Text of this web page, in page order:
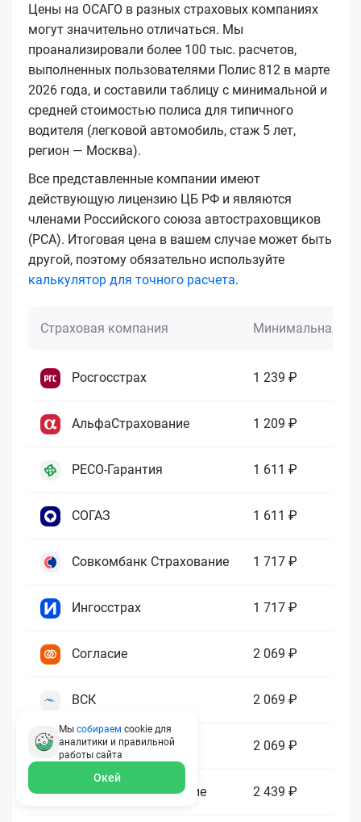
Цены на ОСАГО в разных страховых компаниях
могут значительно отличаться. Мы
проанализировали более 100 тыс. расчетов,
выполненных пользователями Полис 812 в марте
2026 года, и составили таблицу с минимальной и
средней стоимостью полиса для типичного
водителя (легковой автомобиль, стаж 5 лет,
регион — Москва).
Все представленные компании имеют
действующую лицензию ЦБ РФ и являются
членами Российского союза автостраховщиков
(РСА). Итоговая цена в вашем случае может быть
другой, поэтому обязательно используйте
калькулятор для точного расчета.
Страховая компания Минимальная
Росгосстрах 1 239 ₽
АльфаСтрахование 1 209 ₽
РЕСО-Гарантия 1 611 ₽
СОГАЗ 1 611 ₽
Совкомбанк Страхование 1 717 ₽
Ингосстрах 1 717 ₽
Согласие 2 069 ₽
ВСК 2 069 ₽
Югория 2 069 ₽
Абсолют Страхование 2 439 ₽
Мы собираем cookie для
аналитики и правильной
работы сайта
Окей